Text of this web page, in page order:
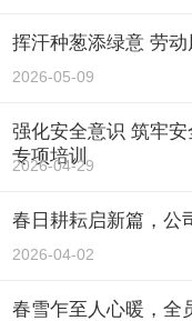
挥汗种葱添绿意 劳动
2026-05-09
强化安全意识 筑牢
专项培训
2026-04-29
春日耕耘启新篇，公
2026-04-02
春雪乍至人心暖，全